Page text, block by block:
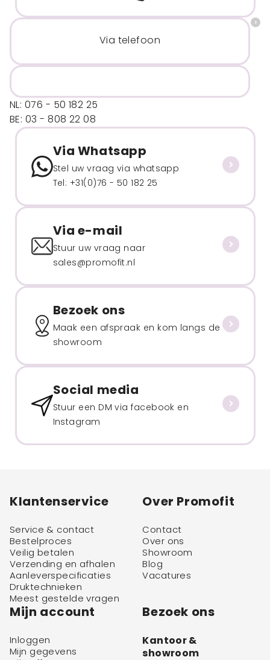
Via telefoon
NL: 076 - 50 182 25
BE: 03 - 808 22 08
Via Whatsapp
Stel uw vraag via whatsapp
Tel: +31(0)76 - 50 182 25
Via e-mail
Stuur uw vraag naar
sales@promofit.nl
Bezoek ons
Maak een afspraak en kom langs de
showroom
Social media
Stuur een DM via facebook en
Instagram
Klantenservice
Service & contact
Bestelproces
Veilig betalen
Verzending en afhalen
Aanleverspecificaties
Druktechnieken
Meest gestelde vragen
Over Promofit
Contact
Over ons
Showroom
Blog
Vacatures
Mijn account
Inloggen
Mijn gegevens
Bezoek ons
Kantoor &
showroom